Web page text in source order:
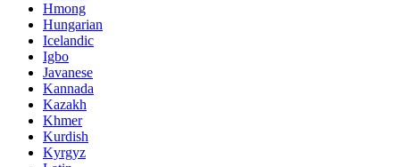
Hmong
Hungarian
Icelandic
Igbo
Javanese
Kannada
Kazakh
Khmer
Kurdish
Kyrgyz